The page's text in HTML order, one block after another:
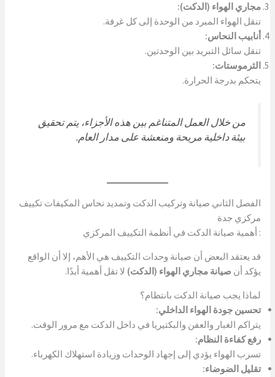
مجاري الهواء (الدكت):
تنقل الهواء المبرد من الوحدة إلى كل غرفة.
أنابيب النحاس:
تنقل سائل التبريد بين الوحدتين.
الثرموستات:
يتحكم بدرجة الحرارة.
من خلال العمل المتناغم بين هذه الأجزاء، يتم تحقيق
بيئة داخلية مريحة ومنعشة على مدار العام.
الفصل الثاني صيانة وتركيب الدكت وتمديد نحاس المكيفات تكييف
مركزي جدة
: أهمية صيانة الدكت في أنظمة التكييف المركزي
قد يعتقد البعض أن صيانة وحدات التكييف هي الأهم، إلا أن الواقع
يؤكد أنصيانة مجاري الهواء (الدكت) لا تقل أهمية أبدًا.
لماذا يجب صيانة الدكت بانتظام؟
تحسين جودة الهواء الداخلي:
يتراكم الغبار والعفن والبكتيريا في داخل الدكت مع مرور الوقت.
رفع كفاءة النظام:
تسرب الهواء يؤدي إلى إجهاد الوحدات وزيادة استهلاك الكهرباء.
تقليل الضوضاء: